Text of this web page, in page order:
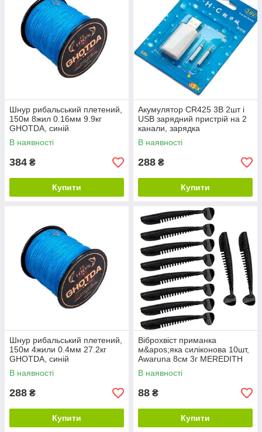
Шнур рибальський плетений,
150м 8жил 0.16мм 9.9кг
GHOTDA, синій
В наявності
384 ₴
Купити
Акумулятор CR425 3В 2шт і
USB зарядний пристрій на 2
канали, зарядка
В наявності
288 ₴
Купити
Шнур рибальський плетений,
150м 4жили 0.4мм 27.2кг
GHOTDA, синій
В наявності
288 ₴
Купити
Віброхвіст приманка
м&apos;яка силіконова 10шт,
Awaruna 8см 3г MEREDITH
В наявності
88 ₴
Купити